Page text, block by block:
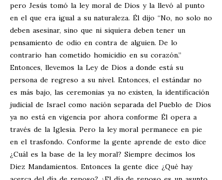
pero Jesús tomó la ley moral de Dios y la llevó al punto
en el que era igual a su naturaleza. Él dijo “No, no solo no
deben asesinar, sino que ni siquiera deben tener un
pensamiento de odio en contra de alguien. De lo
contrario han cometido homicidio en su corazón.”
Entonces, llevemos la Ley de Dios a donde está su
persona de regreso a su nivel. Entonces, el estándar no
es más bajo, las ceremonias ya no existen, la identificación
judicial de Israel como nación separada del Pueblo de Dios
ya no está en vigencia por ahora conforme Él opera a
través de la Iglesia. Pero la ley moral permanece en pie
en el trasfondo. Conforme la gente aprende de esto dice
¿Cuál es la base de la ley moral? Siempre decimos los
Diez Mandamientos. Entonces la gente dice ¿Qué hay